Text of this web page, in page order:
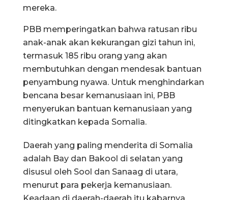
mereka.
PBB memperingatkan bahwa ratusan ribu
anak-anak akan kekurangan gizi tahun ini,
termasuk 185 ribu orang yang akan
membutuhkan dengan mendesak bantuan
penyambung nyawa. Untuk menghindarkan
bencana besar kemanusiaan ini, PBB
menyerukan bantuan kemanusiaan yang
ditingkatkan kepada Somalia.
Daerah yang paling menderita di Somalia
adalah Bay dan Bakool di selatan yang
disusul oleh Sool dan Sanaag di utara,
menurut para pekerja kemanusiaan.